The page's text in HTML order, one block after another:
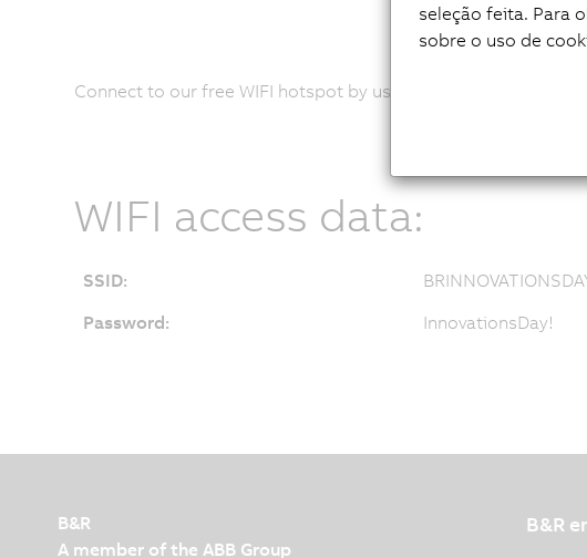
Connect to our free WIFI hotspot by using the credentials
WIFI access data:
SSID:
Password:
InnovationsDay!
B&R
A member of the ABB Group
B&R
seleção feita. Para
sobre o uso de